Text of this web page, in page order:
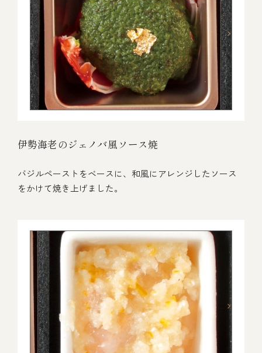
伊勢海老のジェノバ風ソース焼
バジルペーストをベースに、和風にアレンジしたソース
をかけて焼き上げました。